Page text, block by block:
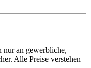
nur an gewerbliche,
Alle Preise verstehen